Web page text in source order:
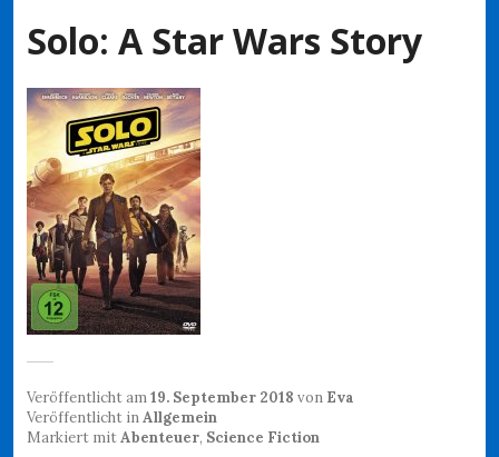
Solo: A Star Wars Story
Veröffentlicht am19. September 2018 von Eva
Veröffentlicht inAllgemein
Markiert mitAbenteuer, Science Fiction